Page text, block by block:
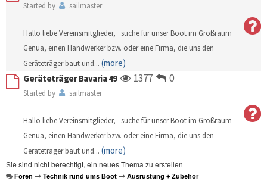
Started by sailmaster
Hallo liebe Vereinsmitglieder, suche für unser Boot im Großraum
Genua, einen Handwerker bzw. oder eine Firma, die uns den
Geräteträger baut und... (more)
Geräteträger Bavaria 49
1377 0
Started by sailmaster
Hallo liebe Vereinsmitglieder, suche für unser Boot im Großraum
Genua, einen Handwerker bzw. oder eine Firma, die uns den
Geräteträger baut und... (more)
Sie sind nicht berechtigt, ein neues Thema zu erstellen
Foren Technik rund ums Boot Ausrüstung + Zubehör